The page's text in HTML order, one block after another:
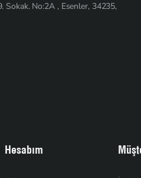
Sokak. No:2A , Esenler, 34235,
Hesabım